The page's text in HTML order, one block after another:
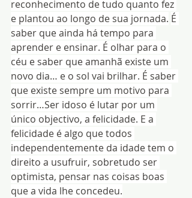
reconhecimento de tudo quanto fez
e plantou ao longo de sua jornada. É
saber que ainda há tempo para
aprender e ensinar. É olhar para o
céu e saber que amanhã existe um
novo dia… e o sol vai brilhar. É saber
que existe sempre um motivo para
sorrir…Ser idoso é lutar por um
único objectivo, a felicidade. E a
felicidade é algo que todos
independentemente da idade tem o
direito a usufruir, sobretudo ser
optimista, pensar nas coisas boas
que a vida lhe concedeu.